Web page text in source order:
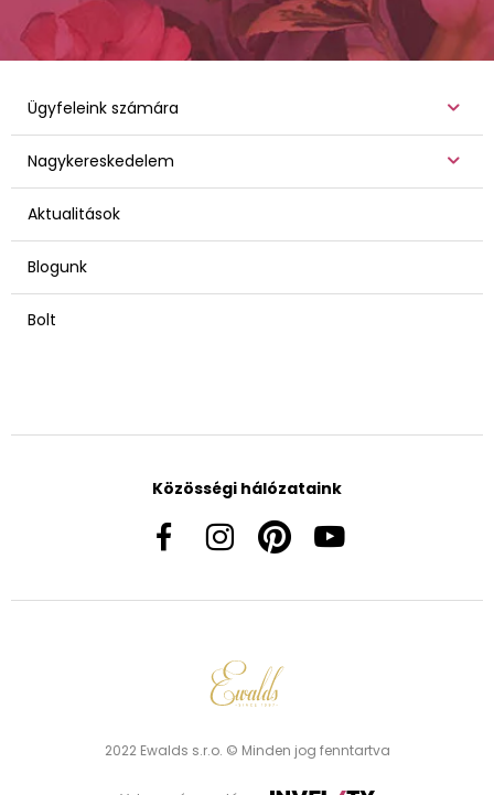
Ügyfeleink számára
Nagykereskedelem
Aktualitások
Blogunk
Bolt
Közösségi hálózataink
2022 Ewalds s.r.o. © Minden jog fenntartva